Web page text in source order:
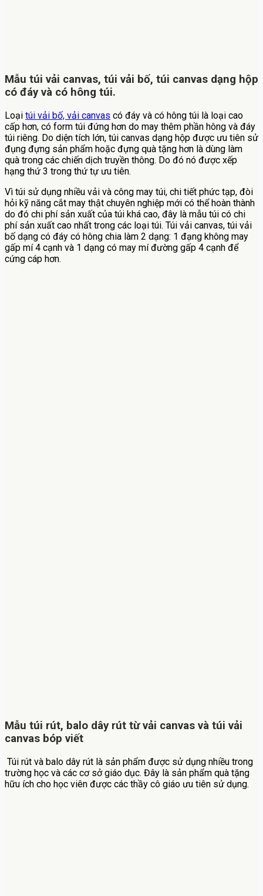
Mẫu túi vải canvas, túi vải bố, túi canvas dạng hộp
có đáy và có hông túi.
Loại túi vải bố, vải canvas có đáy và có hông túi là loại cao
cấp hơn, có form túi đứng hơn do may thêm phần hông và đáy
túi riêng. Do diện tích lớn, túi canvas dạng hộp được ưu tiên sử
đụng đựng sản phẩm hoặc đựng quà tặng hơn là dùng làm
quà trong các chiến dịch truyền thông. Do đó nó được xếp
hạng thứ 3 trong thứ tự ưu tiên.
Vì túi sử dụng nhiều vải và công may túi, chi tiết phức tạp, đòi
hỏi kỹ năng cắt may thật chuyên nghiệp mới có thể hoàn thành
do đó chi phí sản xuất của túi khá cao, đây là mẫu túi có chi
phí sản xuất cao nhất trong các loại túi. Túi vải canvas, túi vải
bố dạng có đáy có hông chia làm 2 dạng: 1 đạng không may
gấp mí 4 cạnh và 1 dạng có may mí đường gấp 4 cạnh để
cứng cáp hơn.
Mẫu túi rút, balo dây rút từ vải canvas và túi vải
canvas bóp viết
Túi rút và balo dây rút là sản phẩm được sử dụng nhiều trong
trường học và các cơ sở giáo dục. Đây là sản phẩm quà tặng
hữu ích cho học viên được các thầy cô giáo ưu tiên sử dụng.